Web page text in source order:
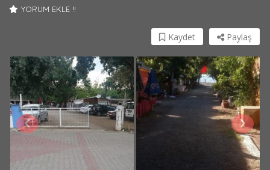
YORUM EKLE !!
Paylaş
Kaydet